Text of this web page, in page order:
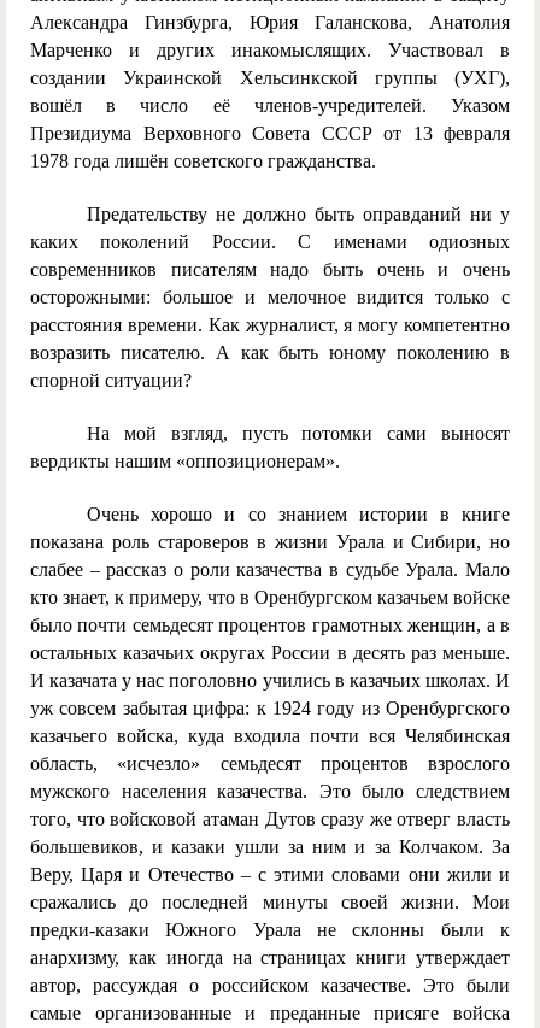
Александра Гинзбурга, Юрия Галанскова, Анатолия
Марченко и других инакомыслящих. Участвовал в
создании Украинской Хельсинкской группы (УХГ),
вошёл в число её членов-учредителей. Указом
Президиума Верховного Совета СССР от 13 февраля
1978 года лишён советского гражданства.
Предательству не должно быть оправданий ни у
каких поколений России. С именами одиозных
современников писателям надо быть очень и очень
осторожными: большое и мелочное видится только с
расстояния времени. Как журналист, я могу компетентно
возразить писателю. А как быть юному поколению в
спорной ситуации?
На мой взгляд, пусть потомки сами выносят
вердикты нашим «оппозиционерам».
Очень хорошо и со знанием истории в книге
показана роль староверов в жизни Урала и Сибири, но
слабее – рассказ о роли казачества в судьбе Урала. Мало
кто знает, к примеру, что в Оренбургском казачьем войске
было почти семьдесят процентов грамотных женщин, а в
остальных казачьих округах России в десять раз меньше.
И казачата у нас поголовно учились в казачьих школах. И
уж совсем забытая цифра: к 1924 году из Оренбургского
казачьего войска, куда входила почти вся Челябинская
область, «исчезло» семьдесят процентов взрослого
мужского населения казачества. Это было следствием
того, что войсковой атаман Дутов сразу же отверг власть
большевиков, и казаки ушли за ним и за Колчаком. За
Веру, Царя и Отечество – с этими словами они жили и
сражались до последней минуты своей жизни. Мои
предки-казаки Южного Урала не склонны были к
анархизму, как иногда на страницах книги утверждает
автор, рассуждая о российском казачестве. Это были
самые организованные и преданные присяге войска